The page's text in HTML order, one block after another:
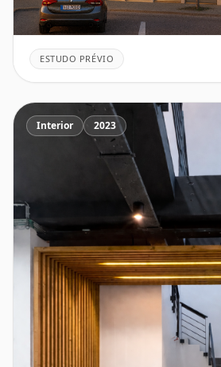
ESTUDO PRÉVIO
Interior 2023